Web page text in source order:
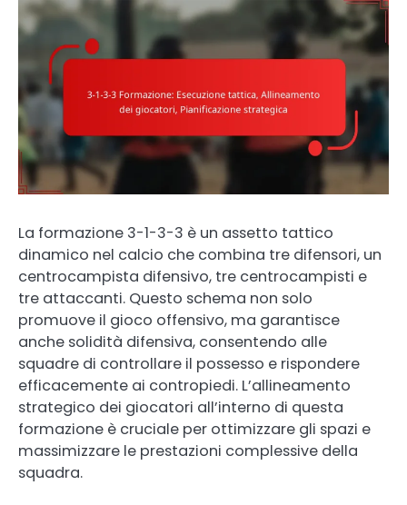
La formazione 3-1-3-3 è un assetto tattico
dinamico nel calcio che combina tre difensori, un
centrocampista difensivo, tre centrocampisti e
tre attaccanti. Questo schema non solo
promuove il gioco offensivo, ma garantisce
anche solidità difensiva, consentendo alle
squadre di controllare il possesso e rispondere
efficacemente ai contropiedi. L’allineamento
strategico dei giocatori all’interno di questa
formazione è cruciale per ottimizzare gli spazi e
massimizzare le prestazioni complessive della
squadra.